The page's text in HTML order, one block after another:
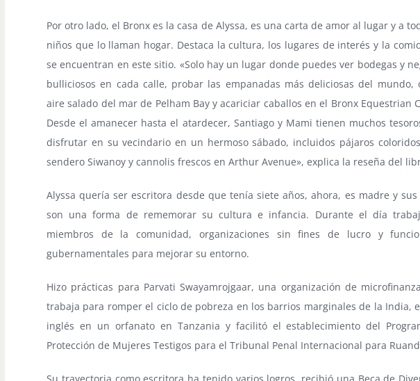
Por otro lado, el Bronx es la casa de Alyssa, es una carta de amor al lugar y a
niños que lo llaman hogar. Destaca la cultura, los lugares de interés y la
se encuentran en este sitio. «Solo hay un lugar donde puedes ver bodegas y
bulliciosos en cada calle, probar las empanadas más deliciosas del mundo,
aire salado del mar de Pelham Bay y acariciar caballos en el Bronx Equestrian
Desde el amanecer hasta el atardecer, Santiago y Mami tienen muchos
disfrutar en su vecindario en un hermoso sábado, incluidos pájaros
sendero Siwanoy y cannolis frescos en Arthur Avenue», explica la reseña del
Alyssa quería ser escritora desde que tenía siete años, ahora, es madre y sus
son una forma de rememorar su cultura e infancia. Durante el día
miembros de la comunidad, organizaciones sin fines de lucro y
gubernamentales para mejorar su entorno.
Hizo prácticas para Parvati Swayamrojgaar, una organización de
trabaja para romper el ciclo de pobreza en los barrios marginales de la India,
inglés en un orfanato en Tanzania y facilitó el establecimiento del
Protección de Mujeres Testigos para el Tribunal Penal Internacional para